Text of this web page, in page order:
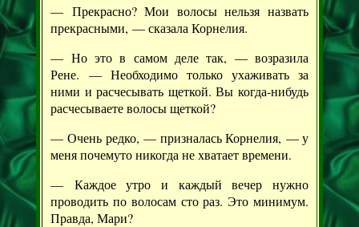
— Прекрасно? Мои волосы нельзя назвать
прекрасными, — сказала Корнелия.
— Но это в самом деле так, — возразила
Рене. — Необходимо только ухаживать за
ними и расчесывать щеткой. Вы когда-нибудь
расчесываете волосы щеткой?
— Очень редко, — призналась Корнелия, — у
меня почемуто никогда не хватает времени.
— Каждое утро и каждый вечер нужно
проводить по волосам сто раз. Это минимум.
Правда, Мари?